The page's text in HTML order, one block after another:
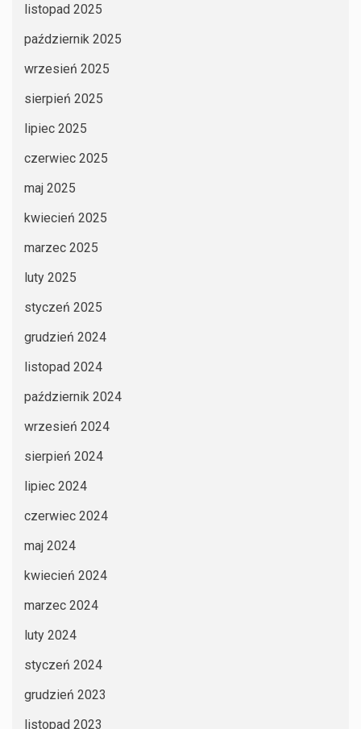
listopad 2025
październik 2025
wrzesień 2025
sierpień 2025
lipiec 2025
czerwiec 2025
maj 2025
kwiecień 2025
marzec 2025
luty 2025
styczeń 2025
grudzień 2024
listopad 2024
październik 2024
wrzesień 2024
sierpień 2024
lipiec 2024
czerwiec 2024
maj 2024
kwiecień 2024
marzec 2024
luty 2024
styczeń 2024
grudzień 2023
listopad 2023